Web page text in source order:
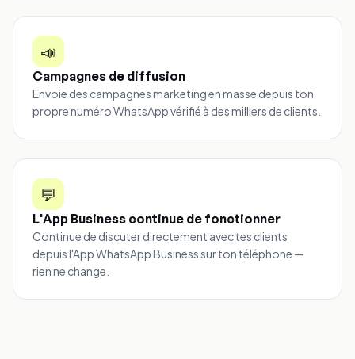
📣
Campagnes de diffusion
Envoie des campagnes marketing en masse depuis ton
propre numéro WhatsApp vérifié à des milliers de clients.
💬
L'App Business continue de fonctionner
Continue de discuter directement avec tes clients
depuis l'App WhatsApp Business sur ton téléphone —
rien ne change.